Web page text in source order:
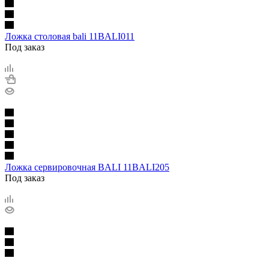
Ложка столовая bali 11BALI011
Под заказ
Ложка сервировочная BALI 11BALI205
Под заказ